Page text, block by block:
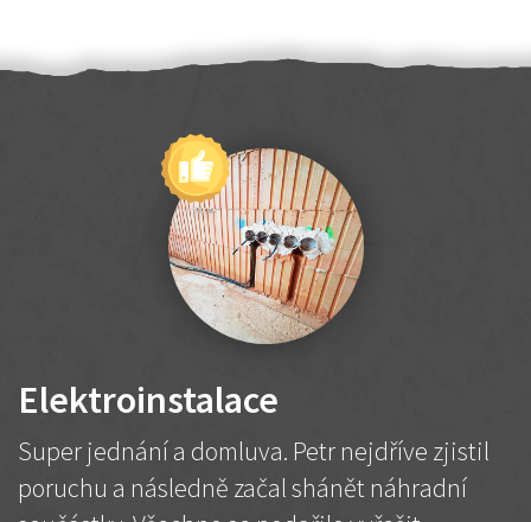
Elektroinstalace
Super jednání a domluva. Petr nejdříve zjistil
poruchu a následně začal shánět náhradní